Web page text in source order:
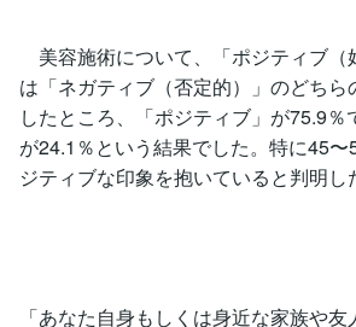
美容施術について、「ポジティブ（
は「ネガティブ（否定的）」のどちら
したところ、「ポジティブ」が75.9％
が24.1％という結果でした。特に45
ジティブな印象を抱いていると判明し
「あなた自身もしくは身近な家族や